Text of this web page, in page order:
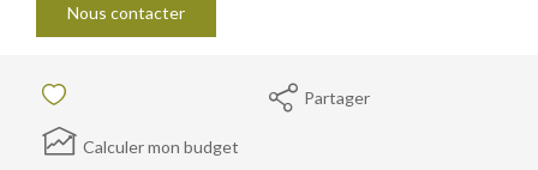
Nous contacter
Partager
Calculer mon budget